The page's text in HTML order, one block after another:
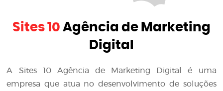
Sites 10 Agência de Marketing
Digital
A Sites 10 Agência de Marketing Digital
é uma
empresa que atua no desenvolvimento de soluções